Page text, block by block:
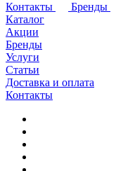
Контакты
Бренды
Каталог
Акции
Бренды
Услуги
Статьи
Доставка и оплата
Контакты